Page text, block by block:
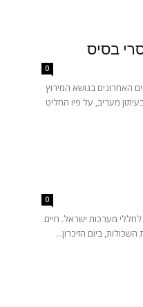
בסיס
0
האחרונים בנושא המירוץ
הבוקר בעיתון מעריב, על פיו החליט
0
לחללי מערכות ישראל. חיים